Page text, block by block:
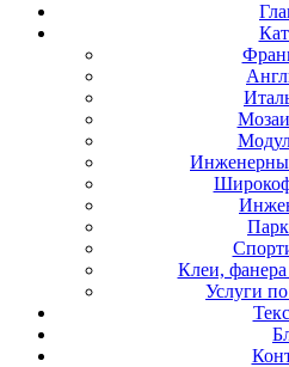
Клеи, фанера
Услуги